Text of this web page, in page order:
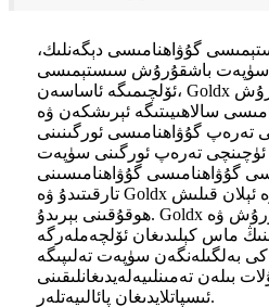
گۇۋاھنامىسى دېگەنلىك،
سۈپەت باشقۇرۇش سىستېمىسى
ئۆلچىمىگە ئاساسەن، Goldx نىڭ سۈپەت باشقۇرۇش
سالاھىيىتىگە ئېرىشكەن ۋە
تەرەپ گۇۋاھنامىسى ئورگىنىنى
ئۈچىنچى تەرەپ ئورگىنى سۈپەت
گۇۋاھنامىسى گۇۋاھنامىسىنى
تارقىتىدۇ ۋە Goldx غا تىزىمغا ئالدۇرۇش ۋە ئېلان قىلىش
ھوقۇقىنى بېرىدۇ. Goldx نىڭ سۈپەت باشقۇرۇش ۋە
ماس كېلىدىغان ئۆلچەملەرگە
بەلگىلەنگەن سۈپەت تەلىپىگە
بىلەن تەمىنلىيەلەيدىغانلىقىنى
ئىسپاتلايدىغان پائالىيەتلەر.